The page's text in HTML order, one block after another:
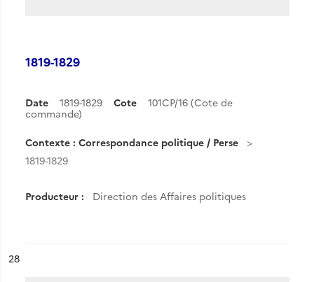
1819-1829
Date 1819-1829 Cote
101CP/16 (Cote de
commande)
Contexte : Correspondance politique / Perse
1819-1829
Producteur : Direction des Affaires politiques
n°
28